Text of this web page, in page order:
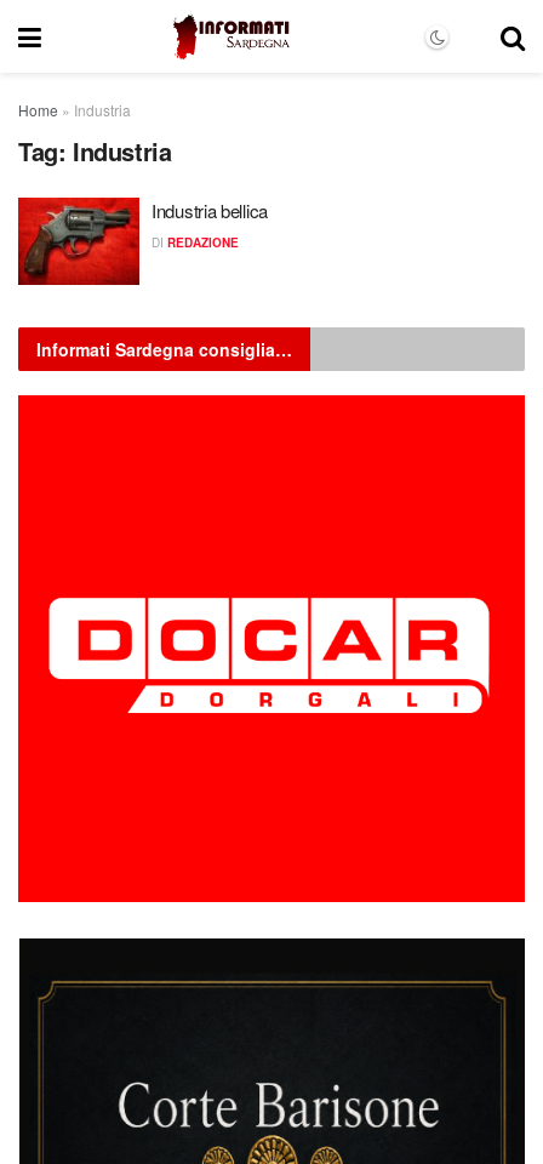
Home » Industria
Tag: Industria
Industria bellica
DI REDAZIONE
Informati Sardegna consiglia…